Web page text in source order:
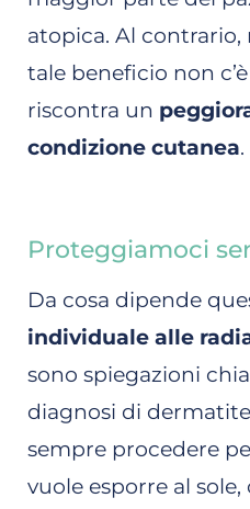
atopica. Al contrario,
tale beneficio non
riscontra un
condizione cutanea.
Proteggiamoci
Da cosa dipende
individuale alle
sono spiegazioni
diagnosi di
sempre procedere
vuole esporre al